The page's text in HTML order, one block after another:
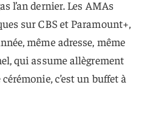
l’an dernier. Les AMAs
sur CBS et Paramount+,
même adresse, même
qui assume allègrement
c’est un buffet à